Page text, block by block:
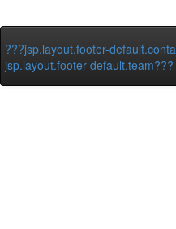
???jsp.layout.footer-
jsp.layout.footer-default.team???